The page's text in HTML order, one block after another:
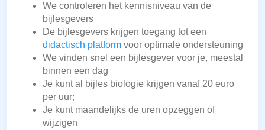
We controleren het kennisniveau van de
bijlesgevers
De bijlesgevers krijgen toegang tot een
didactisch platform voor optimale ondersteuning
We vinden snel een bijlesgever voor je, meestal
binnen een dag
Je kunt al bijles biologie krijgen vanaf 20 euro
per uur;
Je kunt maandelijks de uren opzeggen of
wijzigen